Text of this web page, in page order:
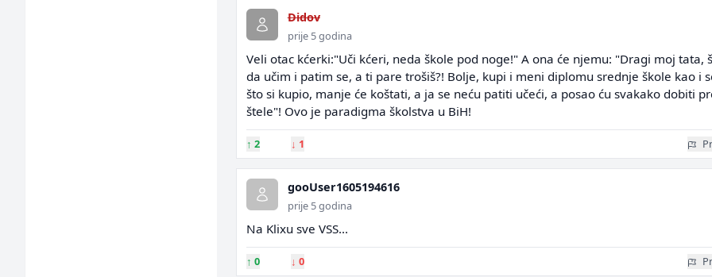
Didov
prije 5 godina
Veli otac kćerki:"Uči kćeri, neda škole pod noge!" A ona će njemu: "Dragi moj tata,
da učim i patim se, a ti pare trošiš?! Bolje, kupi i meni diplomu srednje škole kao i
što si kupio, manje će koštati, a ja se neću patiti učeći, a posao ću svakako dobiti
štele"! Ovo je paradigma školstva u BiH!
↑ 2 ↓ 1
gooUser1605194616
prije 5 godina
Na Klixu sve VSS...
↑ 0 ↓ 0